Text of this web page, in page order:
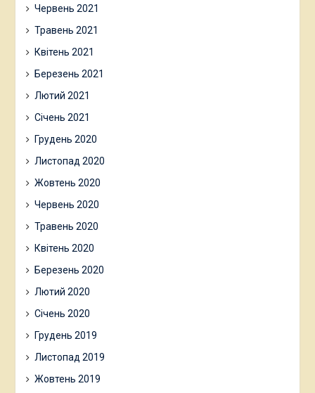
Червень 2021
Травень 2021
Квітень 2021
Березень 2021
Лютий 2021
Січень 2021
Грудень 2020
Листопад 2020
Жовтень 2020
Червень 2020
Травень 2020
Квітень 2020
Березень 2020
Лютий 2020
Січень 2020
Грудень 2019
Листопад 2019
Жовтень 2019